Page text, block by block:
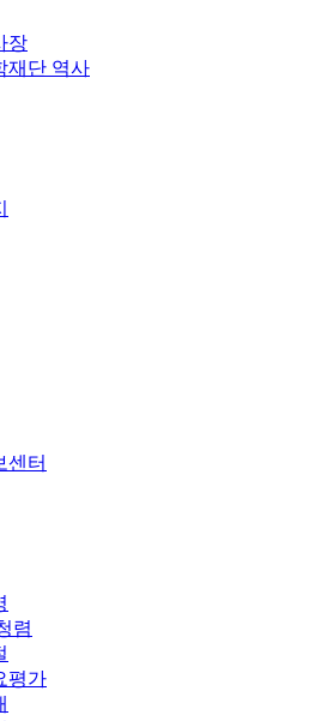
장
재단 역사
센터
렴
평가